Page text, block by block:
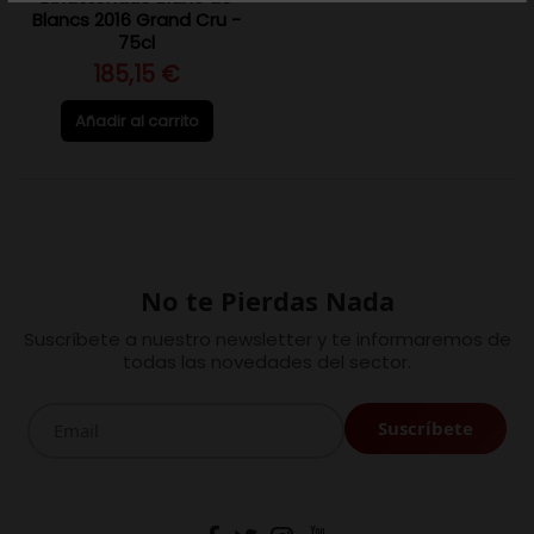
Blancs 2016 Grand Cru -
75cl
185,15 €
Añadir al carrito
No te Pierdas Nada